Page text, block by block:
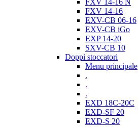
FXV 14-16 N
FXV 14-16
EXV-CB 06-16
EXV-CB iGo
EXP 14-20
SXV-CB 10
Doppi stoccatori
Menu principale
.
.
.
EXD 18C-20C
EXD-SF 20
EXD-S 20